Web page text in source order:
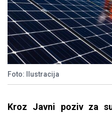
Foto: Ilustracija
Kroz Javni poziv za